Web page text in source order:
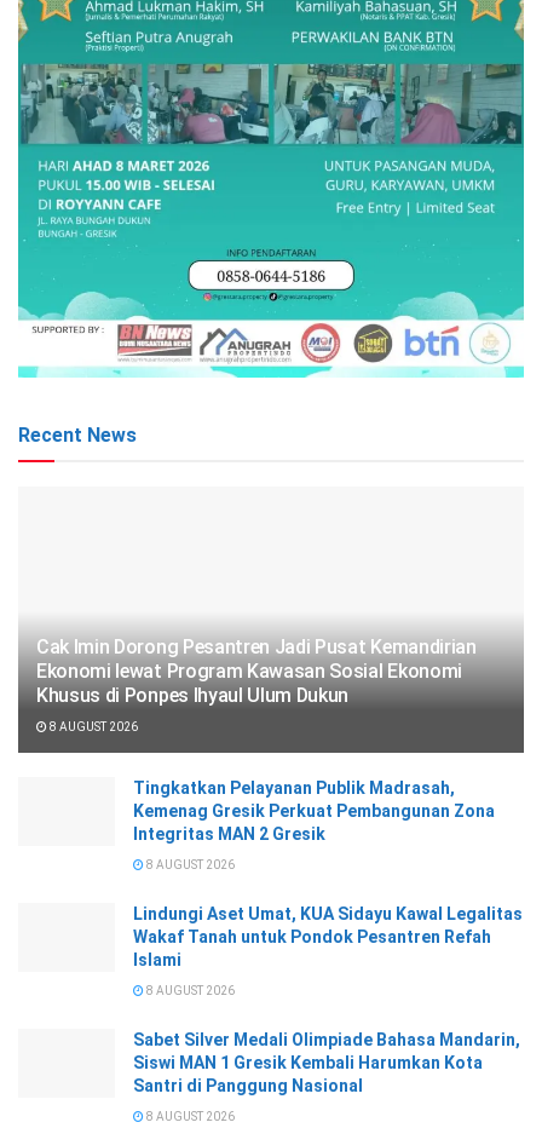
Recent News
Cak Imin Dorong Pesantren Jadi Pusat Kemandirian
Ekonomi lewat Program Kawasan Sosial Ekonomi
Khusus di Ponpes Ihyaul Ulum Dukun
8 AUGUST 2026
Tingkatkan Pelayanan Publik Madrasah,
Kemenag Gresik Perkuat Pembangunan Zona
Integritas MAN 2 Gresik
8 AUGUST 2026
Lindungi Aset Umat, KUA Sidayu Kawal Legalitas
Wakaf Tanah untuk Pondok Pesantren Refah
Islami
8 AUGUST 2026
Sabet Silver Medali Olimpiade Bahasa Mandarin,
Siswi MAN 1 Gresik Kembali Harumkan Kota
Santri di Panggung Nasional
8 AUGUST 2026